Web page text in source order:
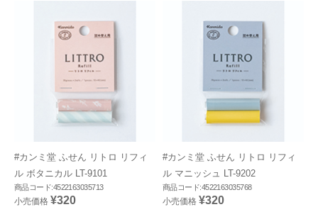
#カンミ堂 ふせん リトロ リフィ
ル ボタニカル LT-9101
商品コード:4522163035713
小売価格 ¥320
#カンミ堂 ふせん リトロ リフィ
ル マニッシュ LT-9202
商品コード:4522163035768
小売価格 ¥320